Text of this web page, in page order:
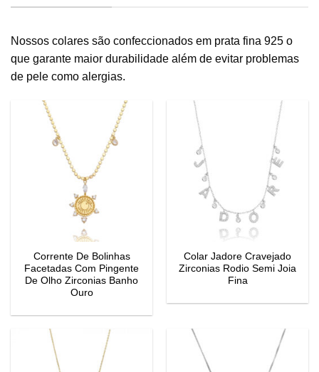
Nossos colares são confeccionados em prata fina 925 o
que garante maior durabilidade além de evitar problemas
de pele como alergias.
Corrente De Bolinhas
Facetadas Com Pingente
De Olho Zirconias Banho
Ouro
Colar Jadore Cravejado
Zirconias Rodio Semi Joia
Fina